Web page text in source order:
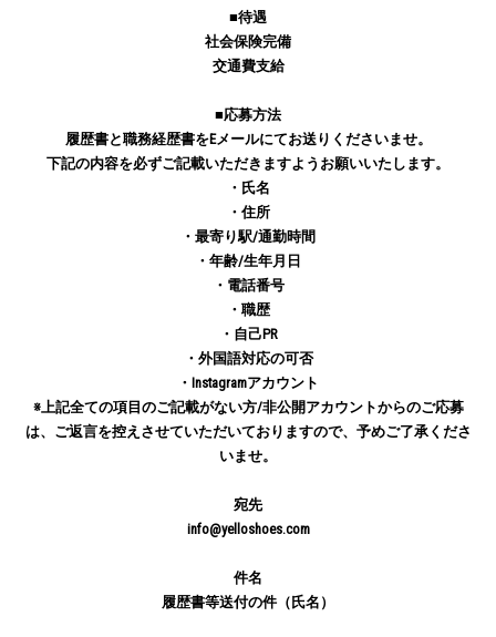
■️待遇
社会保険完備
交通費支給
■️応募方法
履歴書と職務経歴書をEメールにてお送りくださいませ。
下記の内容を必ずご記載いただきますようお願いいたします。
・氏名
・住所
・最寄り駅/通勤時間
・年齢/生年月日
・電話番号
・職歴
・自己PR
・外国語対応の可否
・Instagramアカウント
※上記全ての項目のご記載がない方/非公開アカウントからのご応募
は、ご返言を控えさせていただいておりますので、予めご了承くださ
いませ。
宛先
info@yelloshoes.com
件名
履歴書等送付の件（氏名）